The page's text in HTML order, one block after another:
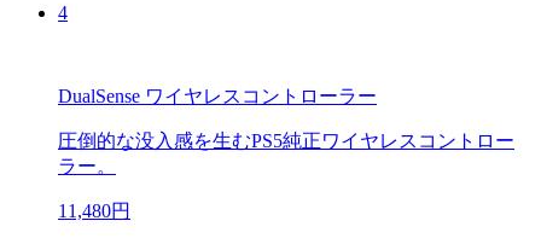
4
DualSense ワイヤレスコントローラー
圧倒的な没入感を生むPS5純正ワイヤレスコントロー
ラー。
11,480円